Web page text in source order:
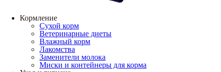
Кормление
Сухой корм
Ветеринарные диеты
Влажный корм
Лакомства
Заменители молока
Миски и контейнеры для корма